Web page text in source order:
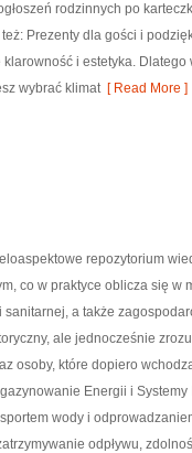
rodzinnych po
Prezenty dla gości i
i estetyka. Dlatego
wybrać klimat[ Read More ]
repozytorium
co w praktyce oblicza się w
a także
ale jednocześnie
osoby, które dopiero
Energii i
wody i
odpływu,